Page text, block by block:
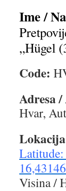
Ime /
„Hügel
Code:
Adresa /
Hvar,
Visina /